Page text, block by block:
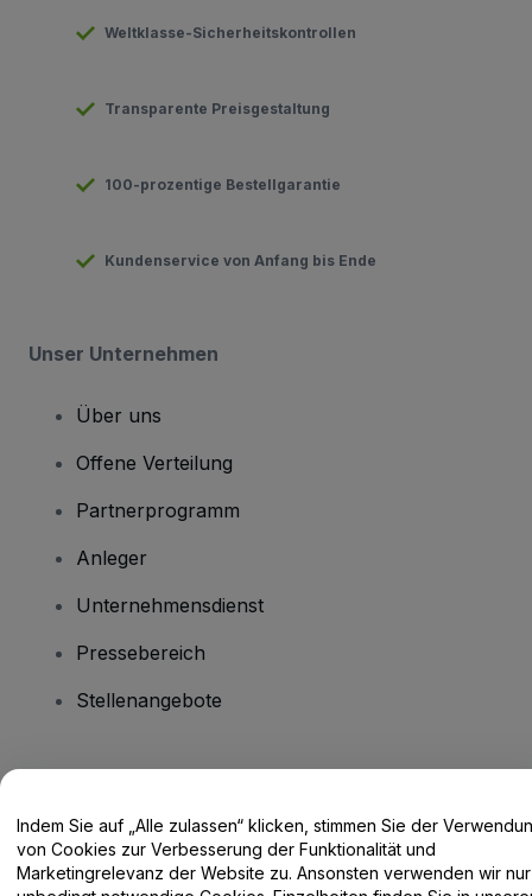
Weltklasse-Sicherheitskontrollen
Transparente Preisgestaltung
100-prozentige Bestellgarantie
Kundenservice von Anfang bis Ende
Unser Unternehmen
Über uns
Offene Verteilung
Partnerprogramm
Anleger
Unternehmensdienst
Pressebereich
Stellenangebote
Hilfe-Center / Kontakt
Indem Sie auf „Alle zulassen“ klicken, stimmen Sie der
von Cookies zur Verbesserung der Funktionalität und
Marketingrelevanz der Website zu. Ansonsten verwenden wir nur